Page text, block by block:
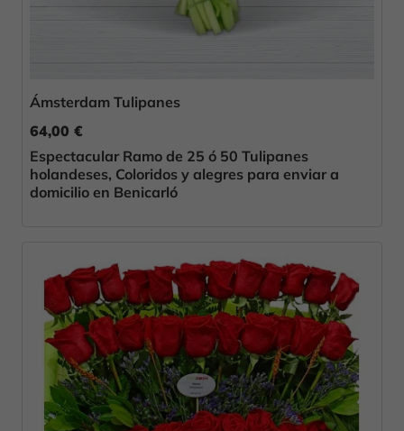
Ámsterdam Tulipanes
64,00 €
Espectacular Ramo de 25 ó 50 Tulipanes
holandeses, Coloridos y alegres para enviar a
domicilio en Benicarló